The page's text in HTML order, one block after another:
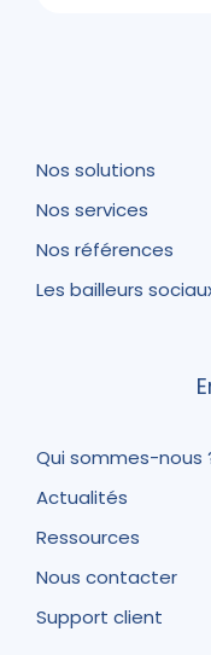
Nos solutions
Nos services
Nos références
Les bailleurs
Qui sommes-nous
Actualités
Ressources
Nous contacter
Support client